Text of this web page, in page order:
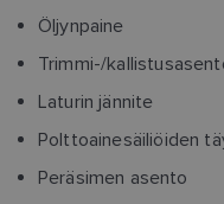
Öljynpaine
Trimmi-/
Laturin jännite
Polttoainesäiliöiden
Peräsimen asento